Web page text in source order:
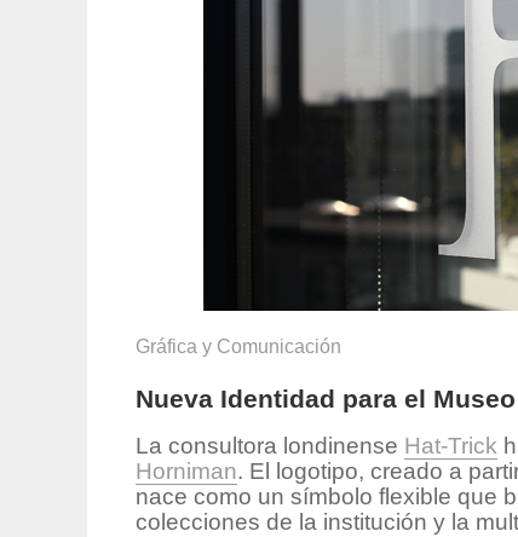
Gráfica y Comunicación
Nueva Identidad para el
La consultora londinense Hat-Trick
Horniman. El logotipo, creado a
nace como un símbolo flexible que
colecciones de la institución y la